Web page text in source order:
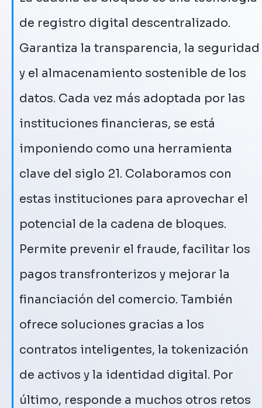
de registro digital descentralizado.
Garantiza la transparencia, la seguridad
y el almacenamiento sostenible de los
datos. Cada vez más adoptada por las
instituciones financieras, se está
imponiendo como una herramienta
clave del siglo 21. Colaboramos con
estas instituciones para aprovechar el
potencial de la cadena de bloques.
Permite prevenir el fraude, facilitar los
pagos transfronterizos y mejorar la
financiación del comercio. También
ofrece soluciones gracias a los
contratos inteligentes, la tokenización
de activos y la identidad digital. Por
último, responde a muchos otros retos